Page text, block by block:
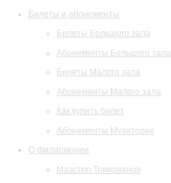
Билеты и абонементы
Билеты Большого зала
Абонементы Большого зала
Билеты Малого зала
Абонементы Малого зала
Как купить билет
Абонементы Музитория
О филармонии
Маэстро Темирканов